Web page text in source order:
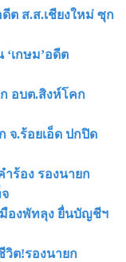
ต ส.ส.เชียงใหม่ ซุก
เกษม’อดีต
อบต.สิงห์โคก
จ.ร้อยเอ็ด ปกปิด
ร้อง รองนายก
มืองพัทลุง ยื่นบัญชีฯ
วิต!รองนายก